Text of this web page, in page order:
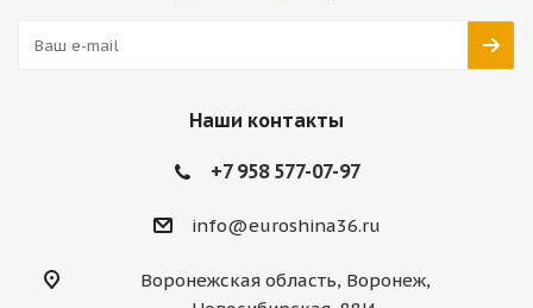
Наши контакты
+7 958 577-07-97
info@euroshina36.ru
Воронежская область, Воронеж,